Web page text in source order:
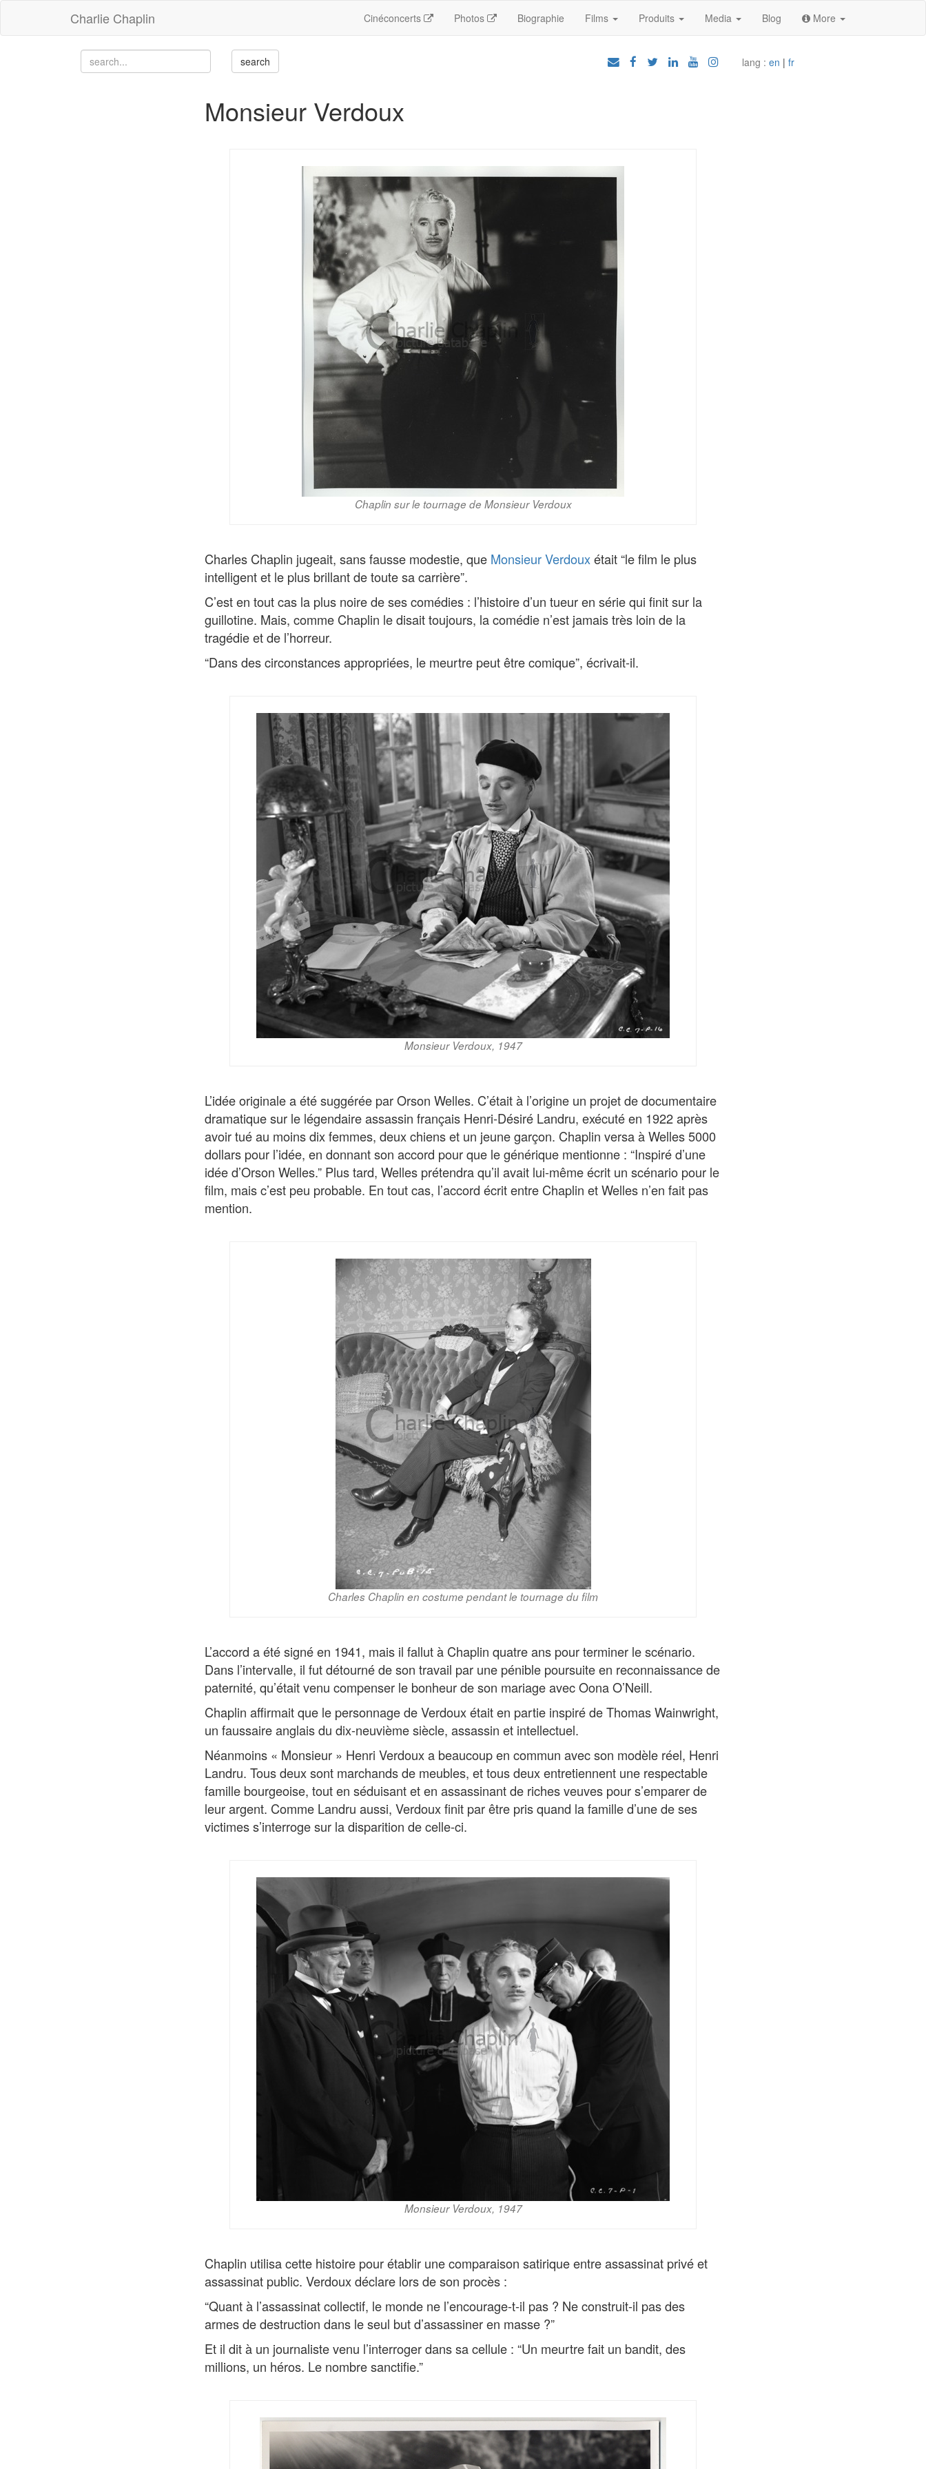
Charlie Chaplin Cinéconcerts Photos Biographie Films Produits Media Blog More
lang : en | fr
Monsieur Verdoux
Chaplin sur le tournage de Monsieur Verdoux
Charles Chaplin jugeait, sans fausse modestie, que Monsieur Verdouxétait “le film le plus
intelligent et le plus brillant de toute sa carrière”.
C’est en tout cas la plus noire de ses comédies : l’histoire d’un tueur en série qui finit sur la
guillotine. Mais, comme Chaplin le disait toujours, la comédie n’est jamais très loin de la
tragédie et de l’horreur.
“Dans des circonstances appropriées, le meurtre peut être comique”, écrivait-il.
Monsieur Verdoux, 1947
L’idée originale a été suggérée par Orson Welles. C’était à l’origine un projet de documentaire
dramatique sur le légendaire assassin français Henri-Désiré Landru, exécuté en 1922 après
avoir tué au moins dix femmes, deux chiens et un jeune garçon. Chaplin versa à Welles 5000
dollars pour l’idée, en donnant son accord pour que le générique mentionne : “Inspiré d’une
idée d’Orson Welles.” Plus tard, Welles prétendra qu’il avait lui-même écrit un scénario pour le
film, mais c’est peu probable. En tout cas, l’accord écrit entre Chaplin et Welles n’en fait pas
mention.
Charles Chaplin en costume pendant le tournage du film
L’accord a été signé en 1941, mais il fallut à Chaplin quatre ans pour terminer le scénario.
Dans l’intervalle, il fut détourné de son travail par une pénible poursuite en reconnaissance de
paternité, qu’était venu compenser le bonheur de son mariage avec Oona O’Neill.
Chaplin affirmait que le personnage de Verdoux était en partie inspiré de Thomas Wainwright,
un faussaire anglais du dix-neuvième siècle, assassin et intellectuel.
Néanmoins « Monsieur » Henri Verdoux a beaucoup en commun avec son modèle réel, Henri
Landru. Tous deux sont marchands de meubles, et tous deux entretiennent une respectable
famille bourgeoise, tout en séduisant et en assassinant de riches veuves pour s’emparer de
leur argent. Comme Landru aussi, Verdoux finit par être pris quand la famille d’une de ses
victimes s’interroge sur la disparition de celle-ci.
Monsieur Verdoux, 1947
Chaplin utilisa cette histoire pour établir une comparaison satirique entre assassinat privé et
assassinat public. Verdoux déclare lors de son procès :
“Quant à l’assassinat collectif, le monde ne l’encourage-t-il pas ? Ne construit-il pas des
armes de destruction dans le seul but d’assassiner en masse ?”
Et il dit à un journaliste venu l’interroger dans sa cellule : “Un meurtre fait un bandit, des
millions, un héros. Le nombre sanctifie.”